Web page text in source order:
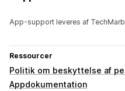
App-support leveres af
Ressourcer
Politik om beskyttelse af
Appdokumentation